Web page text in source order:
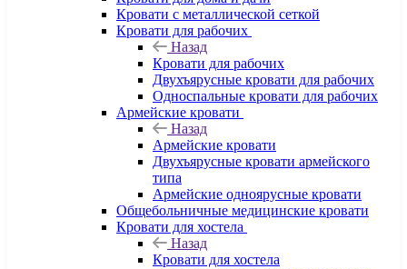
Кровати с металлической сеткой
Кровати для рабочих
Назад
Кровати для рабочих
Двухъярусные кровати для рабочих
Односпальные кровати для рабочих
Армейские кровати
Назад
Армейские кровати
Двухъярусные кровати армейского
типа
Армейские одноярусные кровати
Общебольничные медицинские кровати
Кровати для хостела
Назад
Кровати для хостела